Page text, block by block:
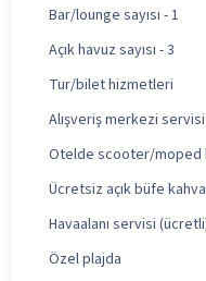
Bar/lounge sayısı - 1
Açık havuz sayısı - 3
Tur/bilet hizmetleri
Alışveriş merkezi
Otelde scooter/moped
Ücretsiz açık büfe
Havaalanı servisi
Özel plajda